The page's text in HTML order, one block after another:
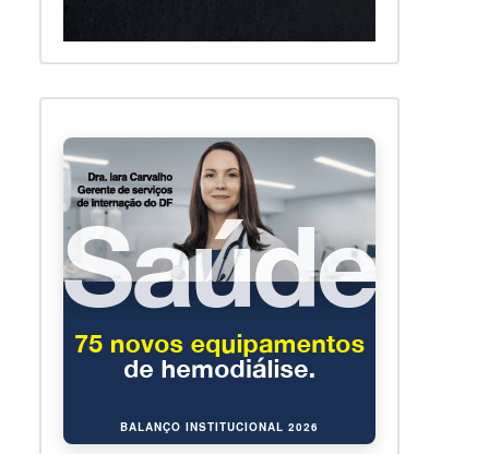
BALANÇO INSTITUCIONAL 2026